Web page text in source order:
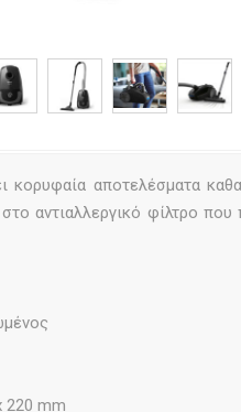
κορυφαία αποτελέσματα
αντιαλλεργικό φίλτρο
220 mm